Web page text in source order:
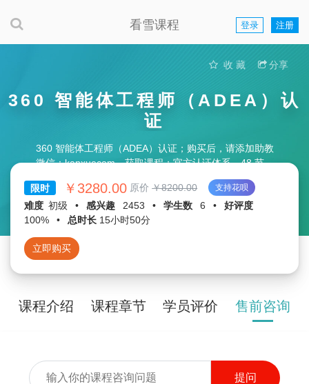
看雪课程 登录 注册
收 藏 分享
360 智能体工程师（ADEA）认
证
360 智能体工程师（ADEA）认证；购买后，请添加助教
微信：kanxuecom，获取课程；官方认证体系、48 节系
统课程、购课送考试、一考双证
限时
￥3280.00 原价 ￥8200.00 支持花呗
难度 初级 • 感兴趣 2453 • 学生数 6 •
好评度
100%
• 总时长 15小时50分
立即购买
课程介绍 课程章节 学员评价 售前咨询
提问